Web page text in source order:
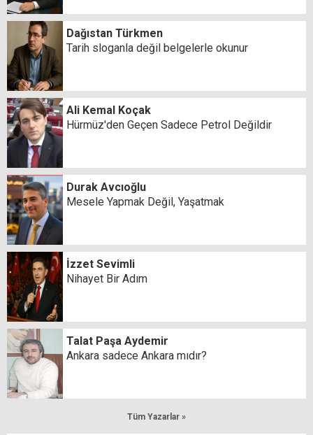
Dağıstan Türkmen
Tarih sloganla değil belgelerle okunur
Ali Kemal Koçak
Hürmüz'den Geçen Sadece Petrol Değildir
Durak Avcıoğlu
Mesele Yapmak Değil, Yaşatmak
İzzet Sevimli
Nihayet Bir Adım
Talat Paşa Aydemir
Ankara sadece Ankara mıdır?
Tüm Yazarlar »